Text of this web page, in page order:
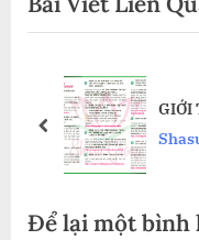
u
o
:
P
s
GIỚI
prev
Để lại một bình